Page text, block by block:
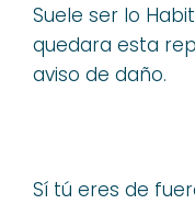
Suele ser lo
quedara esta
aviso de daño.
Sí tú eres de